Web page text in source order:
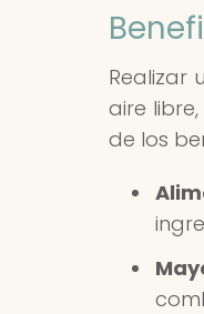
Realizar
aire
de los